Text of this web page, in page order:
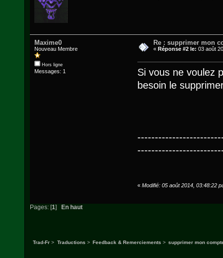
Maxime0
Nouveau Membre
Hors ligne
Messages: 1
Re : supprimer mon
«Réponse #2 le: 03 août
Si vous ne voulez
besoin le
« Modifié: 05 août 2014, 03:48:22
Pages: [1] En haut
Trad-Fr > Traductions > Feedback & Remerciements > supprimer mon